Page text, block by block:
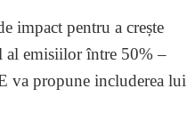
impact pentru a crește
al emisiilor între 50% –
va propune includerea lui